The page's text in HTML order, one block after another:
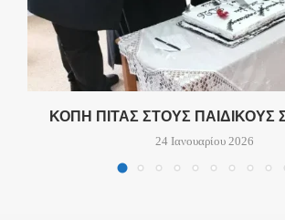
ΚΟΠΗ ΠΙΤΑΣ ΣΤΟΥΣ ΠΑΙΔΙΚΟΥΣ
24 Ιανουαρίου 2026